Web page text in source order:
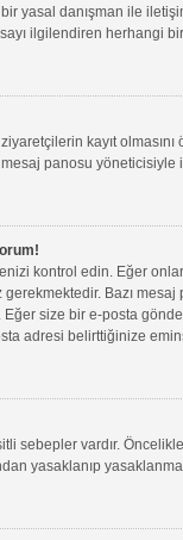
yasal danışman ile
ilgilendiren herhangi
kayıt olmasını
panosu yöneticisiyle
kontrol edin. Eğer
Bazı
Eğer size bir e-posta
adresi belirttiğinize
sebepler vardır.
yasaklanıp